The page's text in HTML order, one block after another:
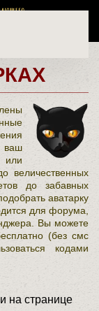
ваш
или
величественных
до забавных
аватарку
для форума,
Вы можете
(без смс
кодами
на странице